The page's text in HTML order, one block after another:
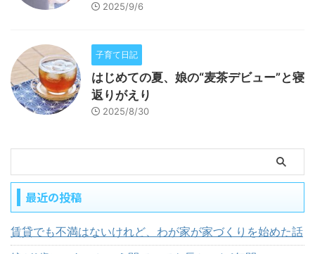
2025/9/6
子育て日記
はじめての夏、娘の“麦茶デビュー”と寝
返りがえり
2025/8/30
最近の投稿
賃貸でも不満はないけれど、わが家が家づくりを始めた話